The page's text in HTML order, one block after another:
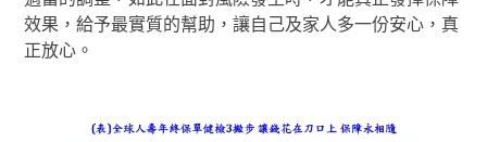
效果，給予最實質的幫助，讓自己及家人多一份安心，真
正放心。